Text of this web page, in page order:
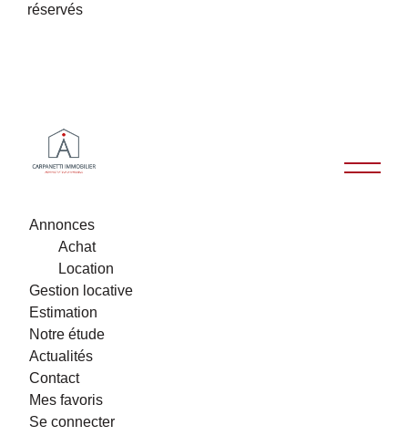
réservés
Annonces
Achat
Location
Gestion locative
Estimation
Notre étude
Actualités
Contact
Mes favoris
Se connecter